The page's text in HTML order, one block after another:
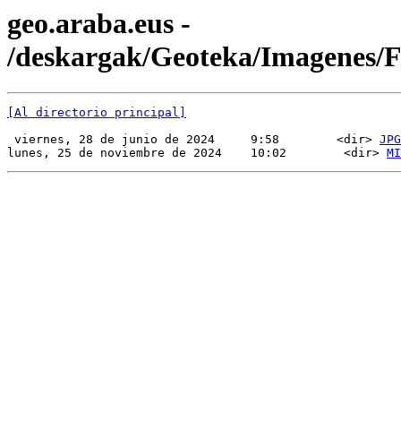
geo.araba.eus -
/deskargak/Geoteka/Imagenes/
[Al directorio principal]
viernes, 28 de junio de 2024     9:58        <dir> JPG
lunes, 25 de noviembre de 2024    10:02        <dir>